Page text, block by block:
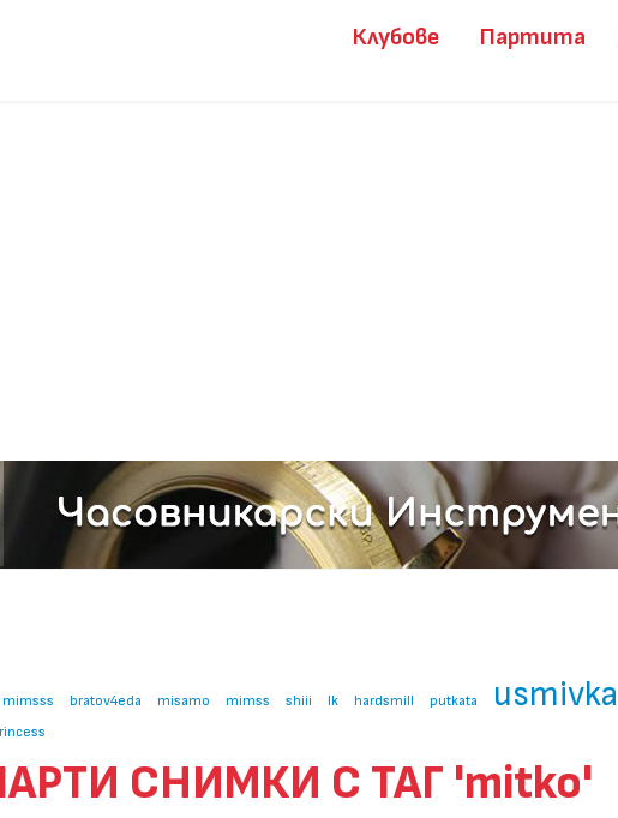
Клубове Партита
mimsss bratov4eda misamo mimss shiii lk hardsmill putkata usmivka
СНИМКИ С ТАГ 'mitko'